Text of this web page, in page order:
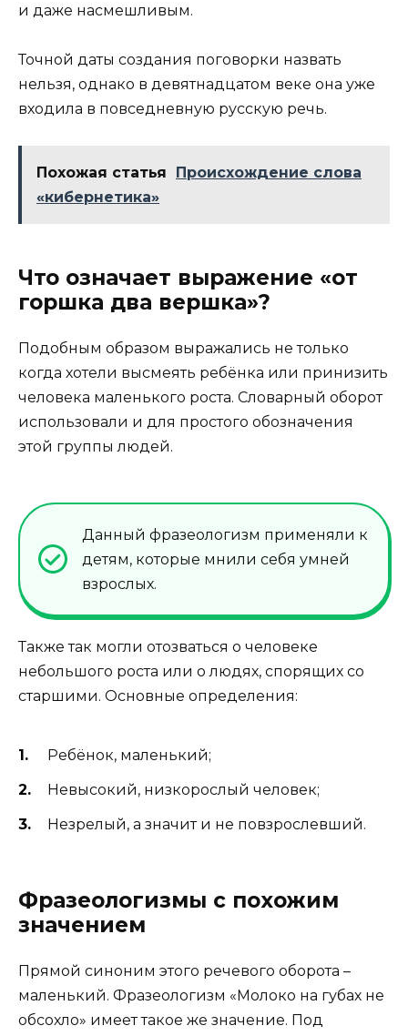
и даже насмешливым.
Точной даты создания поговорки назвать
нельзя, однако в девятнадцатом веке она уже
входила в повседневную русскую речь.
Похожая статья
Происхождение слова
«кибернетика»
Что означает выражение «от
горшка два вершка»?
Подобным образом выражались не только
когда хотели высмеять ребёнка или принизить
человека маленького роста. Словарный оборот
использовали и для простого обозначения
этой группы людей.
Данный фразеологизм применяли к
детям, которые мнили себя умней
взрослых.
Также так могли отозваться о человеке
небольшого роста или о людях, спорящих со
старшими. Основные определения:
Ребёнок, маленький;
Невысокий, низкорослый человек;
Незрелый, а значит и не повзрослевший.
Фразеологизмы с похожим
значением
Прямой синоним этого речевого оборота –
маленький. Фразеологизм «Молоко на губах не
обсохло» имеет такое же значение. Под